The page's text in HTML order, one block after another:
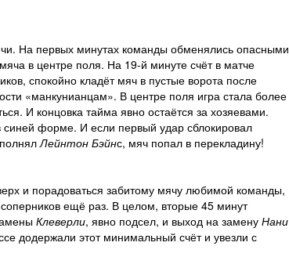
На первых минутах команды обменялись опасными
в центре поля. На 19-й минуте счёт в матче
спокойно кладёт мяч в пустые ворота после
«манкунианцам». В центре поля игра стала более
И концовка тайма явно остаётся за хозяевами.
форме. И если первый удар сблокировал
Лейнтон Бэйнс, мяч попал в перекладину!
и порадоваться забитому мячу любимой команды,
ещё раз. В целом, вторые 45 минут
Клеверли, явно подсел, и выход на заменуНани
додержали этот минимальный счёт и увезли с